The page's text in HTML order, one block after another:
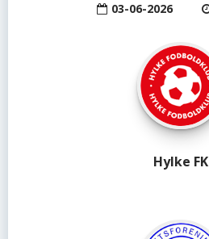
03-06-2026
Hylke FK